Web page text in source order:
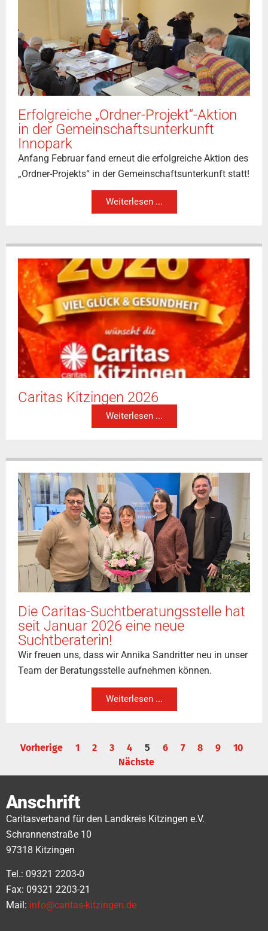
Erfolgreiche „Ordner-Projekt“-Aktion
in der Gemeinschaftsunterkunft
Innopark
Anfang Februar fand erneut die erfolgreiche Aktion des
„Ordner-Projekts“ in der Gemeinschaftsunterkunft statt!
Weiterlesen ...
Caritas Kitzingen 2026
Weiterlesen ...
Die Caritas-Suchtberatungsstelle hat
seit Januar 2026 eine neue
Suchtberaterin!
Wir freuen uns, dass wir Annika Sandritter neu in unser
Team der Beratungsstelle aufnehmen können.
Weiterlesen ...
Vorherige 1 2 3 4 5 6 7 8 9
10
Nächste
Anschrift
Caritasverband für den Landkreis Kitzingen e.V.
Schrannenstraße 10
97318 Kitzingen
Tel.: 09321 2203-0
Fax: 09321 2203-21
Mail: info@caritas-kitzingen.de